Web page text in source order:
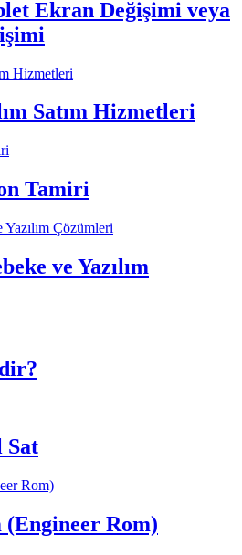
Ekran Değişimi veya
Satım Hizmetleri
Tamiri
ve Yazılım
Sat
Rom)